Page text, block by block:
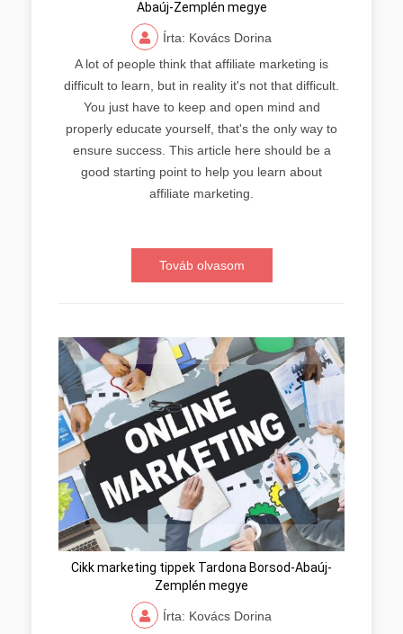
Abaúj-Zemplén megye
Írta: Kovács Dorina
A lot of people think that affiliate marketing is
difficult to learn, but in reality it's not that difficult.
You just have to keep and open mind and
properly educate yourself, that's the only way to
ensure success. This article here should be a
good starting point to help you learn about
affiliate marketing.
Továb olvasom
Cikk marketing tippek Tardona Borsod-Abaúj-
Zemplén megye
Írta: Kovács Dorina